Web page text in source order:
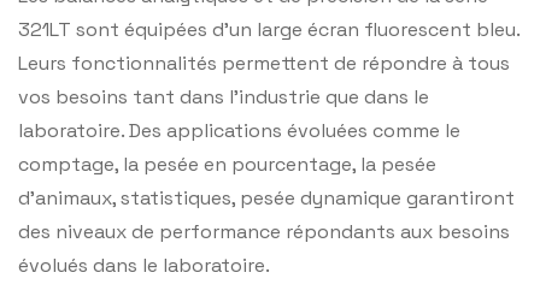
321LT sont équipées d’un large écran fluorescent bleu.
Leurs fonctionnalités permettent de répondre à tous
vos besoins tant dans l’industrie que dans le
laboratoire. Des applications évoluées comme le
comptage, la pesée en pourcentage, la pesée
d’animaux, statistiques, pesée dynamique garantiront
des niveaux de performance répondants aux besoins
évolués dans le laboratoire.